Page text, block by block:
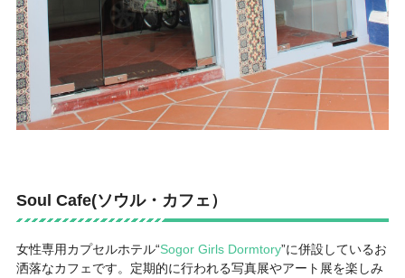
Soul Cafe(ソウル・カフェ）
女性専用カプセルホテル“Sogor Girls Dormtory”に併設しているお
洒落なカフェです。定期的に行われる写真展やアート展を楽しみ